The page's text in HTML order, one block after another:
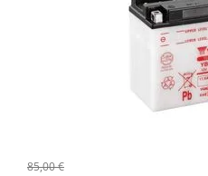
85,00 €